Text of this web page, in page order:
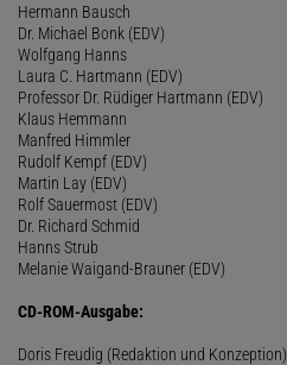
Hermann Bausch
Dr. Michael Bonk (EDV)
Wolfgang Hanns
Laura C. Hartmann (EDV)
Professor Dr. Rüdiger Hartmann (EDV)
Klaus Hemmann
Manfred Himmler
Rudolf Kempf (EDV)
Martin Lay (EDV)
Rolf Sauermost (EDV)
Dr. Richard Schmid
Hanns Strub
Melanie Waigand-Brauner (EDV)
CD-ROM-Ausgabe:
Doris Freudig (Redaktion und Konzeption)